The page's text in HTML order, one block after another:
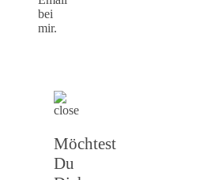
bei
mir.
Möchtest
Du